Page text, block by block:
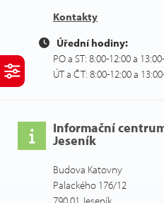
Kontakty
Úřední hodiny:
PO a ST: 8:00-12:00 a
ÚT a ČT: 8:00-12:00 a
Informační
Jeseník
Budova Katovny
Palackého 176/12